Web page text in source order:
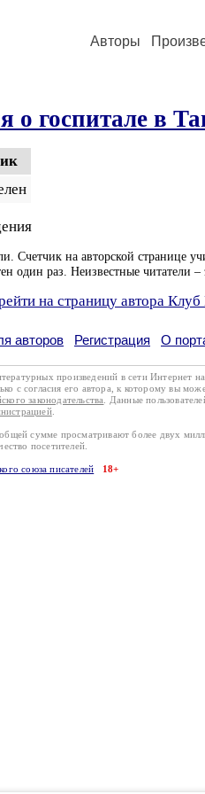
Авторы
о госпитале в
Счетчик на авторской странице
один раз. Неизвестные читатели
на страницу автора Клуб
авторов Регистрация О
произведений в сети Интернет
с согласия его автора, к которому вы
законодательства . Данные
.
сумме просматривают более двух
посетителей.
союза писателей 18+